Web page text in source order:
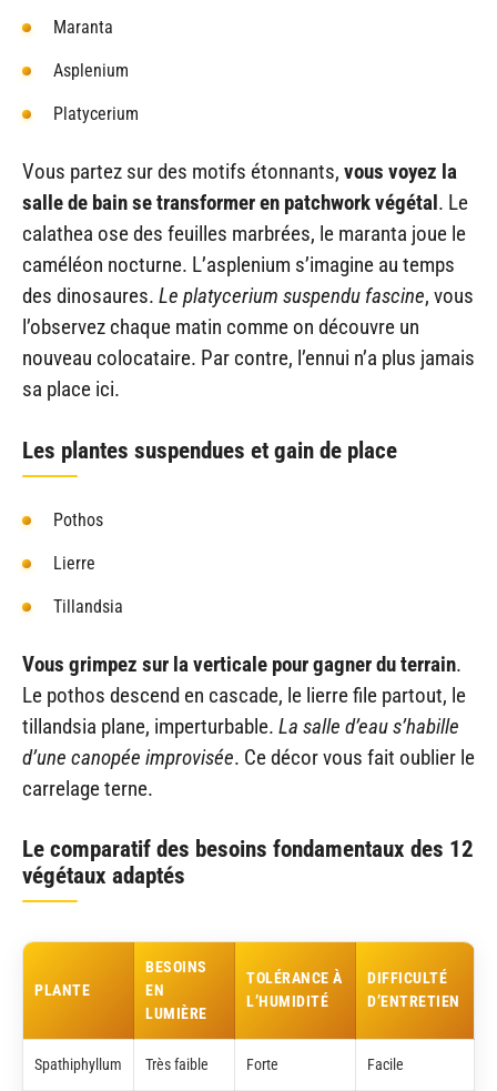
Maranta
Asplenium
Platycerium
Vous partez sur des motifs étonnants, vous voyez la
salle de bain se transformer en patchwork végétal. Le
calathea ose des feuilles marbrées, le maranta joue le
caméléon nocturne. L’asplenium s’imagine au temps
des dinosaures. Le platycerium suspendu fascine, vous
l’observez chaque matin comme on découvre un
nouveau colocataire. Par contre, l’ennui n’a plus jamais
sa place ici.
Les plantes suspendues et gain de place
Pothos
Lierre
Tillandsia
Vous grimpez sur la verticale pour gagner du terrain.
Le pothos descend en cascade, le lierre file partout, le
tillandsia plane, imperturbable. La salle d’eau s’habille
d’une canopée improvisée. Ce décor vous fait oublier le
carrelage terne.
Le comparatif des besoins fondamentaux des 12
végétaux adaptés
PLANTE
BESOINS
EN
LUMIÈRE
TOLÉRANCE À
L’HUMIDITÉ
DIFFICULTÉ
D’ENTRETIEN
Spathiphyllum Très faible Forte Facile